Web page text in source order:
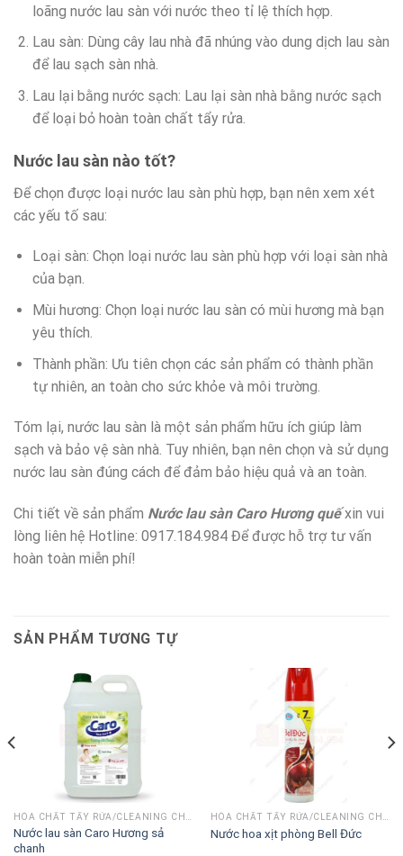
loãng nước lau sàn với nước theo tỉ lệ thích hợp.
Lau sàn: Dùng cây lau nhà đã nhúng vào dung dịch lau sàn
để lau sạch sàn nhà.
Lau lại bằng nước sạch: Lau lại sàn nhà bằng nước sạch
để loại bỏ hoàn toàn chất tẩy rửa.
Nước lau sàn nào tốt?
Để chọn được loại nước lau sàn phù hợp, bạn nên xem xét
các yếu tố sau:
Loại sàn: Chọn loại nước lau sàn phù hợp với loại sàn nhà
của bạn.
Mùi hương: Chọn loại nước lau sàn có mùi hương mà bạn
yêu thích.
Thành phần: Ưu tiên chọn các sản phẩm có thành phần
tự nhiên, an toàn cho sức khỏe và môi trường.
Tóm lại, nước lau sàn là một sản phẩm hữu ích giúp làm
sạch và bảo vệ sàn nhà. Tuy nhiên, bạn nên chọn và sử dụng
nước lau sàn đúng cách để đảm bảo hiệu quả và an toàn.
Chi tiết về sản phẩm Nước lau sàn Caro Hương quếxin vui
lòng liên hệ Hotline: 0917.184.984 Để được hỗ trợ tư vấn
hoàn toàn miễn phí!
SẢN PHẨM TƯƠNG TỰ
HÓA CHẤT TẨY RỬA/CLEANING CHEMICALS
Nước lau sàn Caro Hương sả
chanh
HÓA CHẤT TẨY RỬA/CLEANING CHEMICALS
Nước hoa xịt phòng Bell Đức